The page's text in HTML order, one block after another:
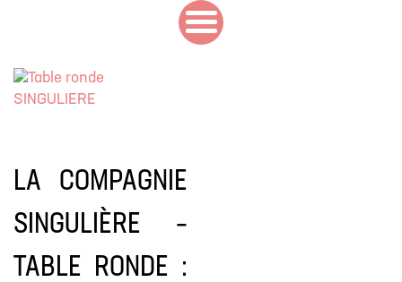
LA COMPAGNIE
SINGULIÈRE –
TABLE RONDE :